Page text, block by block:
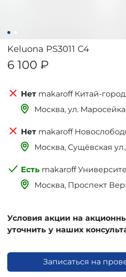
Keluona PS3011 C4
6 100 ₽
makaroff Китай-город
Москва, ‌‌‌‌ул. Маросейка
makaroff
Москва, Сущёвская ул.,
makaroff
Москва, Проспект
Условия акции на
уточнить у наших
Записаться на